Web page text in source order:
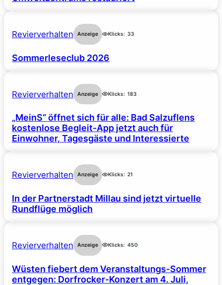
Revierverhalten Anzeige Klicks: 33
Sommerleseclub 2026
Revierverhalten Anzeige Klicks: 183
„MeinS“ öffnet sich für alle: Bad Salzuflens
kostenlose Begleit-App jetzt auch für
Einwohner, Tagesgäste und Interessierte
Revierverhalten Anzeige Klicks: 21
In der Partnerstadt Millau sind jetzt virtuelle
Rundflüge möglich
Revierverhalten Anzeige Klicks: 450
Wüsten fiebert dem Veranstaltungs-Sommer
entgegen: Dorfrocker-Konzert am 4. Juli,